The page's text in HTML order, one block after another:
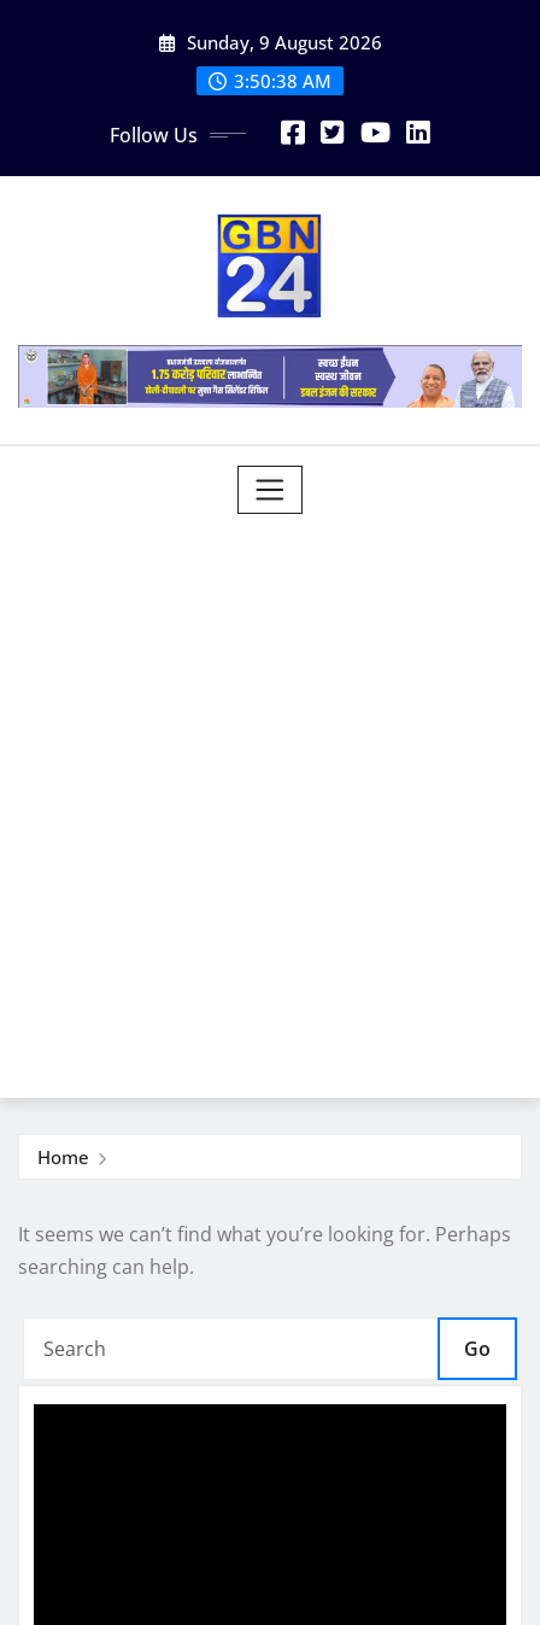
Sunday, 9 August 2026
3:50:39 AM
Follow Us
Home
It seems we can’t find what you’re looking for. Perhaps
searching can help.
Go